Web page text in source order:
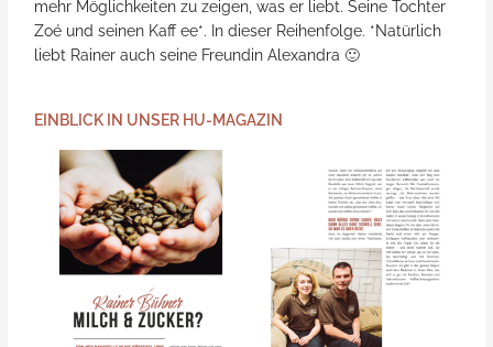
mehr Möglichkeiten zu zeigen, was er liebt. Seine Tochter
Zoé und seinen Kaff ee*. In dieser Reihenfolge. *Natürlich
liebt Rainer auch seine Freundin Alexandra 🙂
EINBLICK IN UNSER HU-MAGAZIN